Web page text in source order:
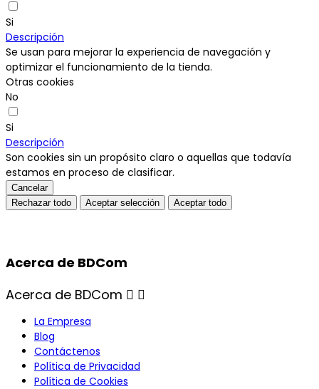
Si
Descripción
Se usan para mejorar la experiencia de navegación y
optimizar el funcionamiento de la tienda.
Otras cookies
No
Si
Descripción
Son cookies sin un propósito claro o aquellas que todavía
estamos en proceso de clasificar.
Cancelar
Rechazar todo
Aceptar selección Aceptar todo
Acerca de BDCom
Acerca de BDCom  
La Empresa
Blog
Contáctenos
Política de Privacidad
Política de Cookies